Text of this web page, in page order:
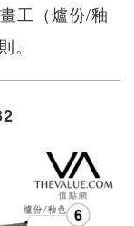
工（爐份/釉
。